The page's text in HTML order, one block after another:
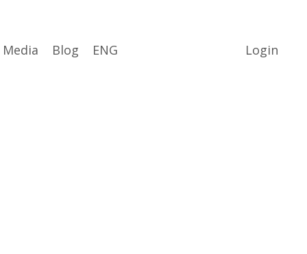
Media Blog ENG Login